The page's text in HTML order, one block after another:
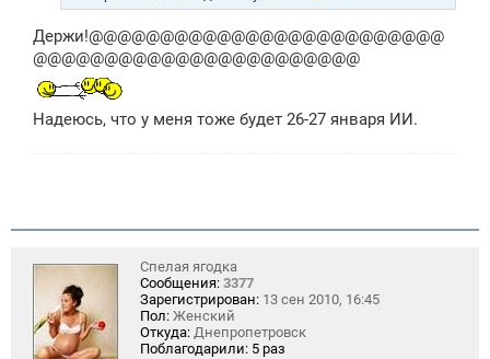
Держи!@@@@@@@@@@@@@@@@@@@@@@@@@
@@@@@@@@@@@@@@@@@@@@@@@
Надеюсь, что у меня тоже будет 26-27 января ИИ.
Спелая ягодка
Сообщения: 3377
Зарегистрирован: 13 сен 2010, 16:45
Пол: Женский
Откуда: Днепропетровск
Поблагодарили: 5 раз